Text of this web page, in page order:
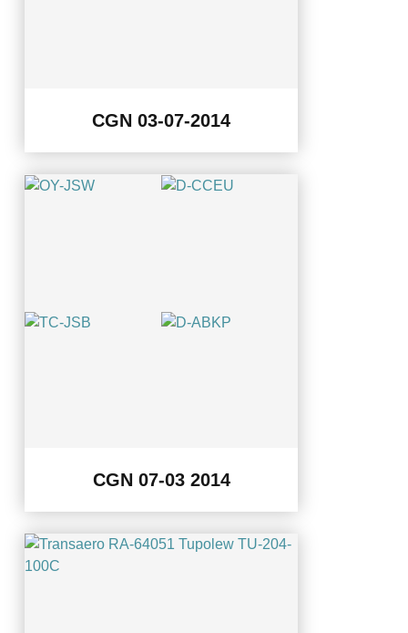
CGN 03-07-2014
CGN 07-03 2014